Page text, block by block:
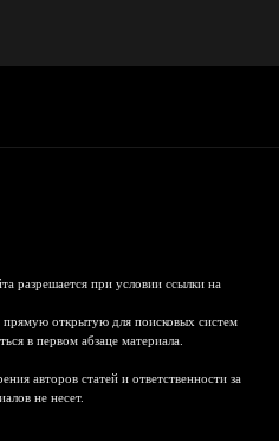
разрешается при условии ссылки на
открытую для поисковых систем
в первом абзаце материала.
авторов статей и ответственности за
не несет.